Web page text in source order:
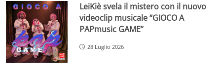
LeiKiè svela il mistero con il nuovo
videoclip musicale “GIOCO A
PAPmusic GAME”
28 Luglio 2026